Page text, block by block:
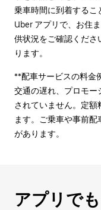
乗車時間に到着するこ
Uber アプリで、お住
供状況をご確認くださ
ります。
**配車サービスの料金
交通の遅れ、プロモー
されていません。定額
ます。ご乗車や事前
があります。
アプリで